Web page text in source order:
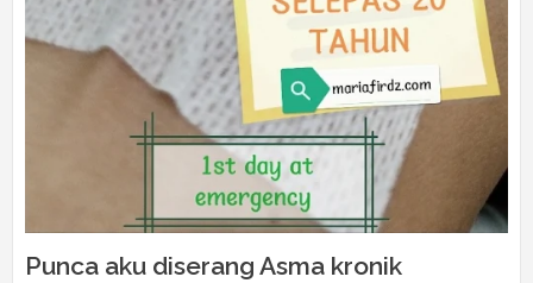
Punca aku diserang Asma kronik